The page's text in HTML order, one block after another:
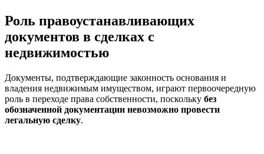
Роль правоустанавливающих
документов в сделках с
недвижимостью
Документы, подтверждающие законность основания и
владения недвижимым имуществом, играют первоочередную
роль в переходе права собственности, поскольку без
обозначенной документации невозможно провести
легальную сделку.